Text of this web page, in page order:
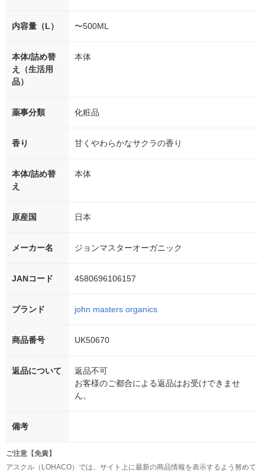
内容量（L） 〜500ML
本体/詰め替
え（生活用
品）
本体
薬事分類 化粧品
香り 甘くやわらかなサクラの香り
本体/詰め替
え
本体
原産国 日本
メーカー名 ジョンマスターオーガニック
JANコード 4580696106157
ブランド john masters organics
商品番号 UK50670
返品について
返品不可
お客様のご都合による返品はお受けできませ
ん。
備考
ご注意【免責】
アスクル（LOHACO）では、サイト上に最新の商品情報を表示するよう努めて